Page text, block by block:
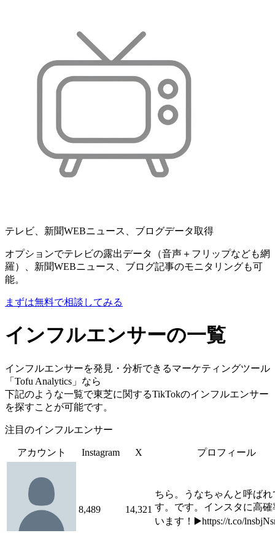
テレビ、新聞WEBニュース、ブログデータ取得
オプションでテレビの露出データ（音声＋フリップなども網
羅）、新聞WEBニュース、ブログ記事のモニタリングも可
能。
まずは無料で相談してみる
インフルエンサーの一覧
インフルエンサーを発見・分析できるマーケティングツール
「Tofu Analytics」なら
下記のような一覧で東芝に関するTikTokのインフルエンサー
を探すことが可能です。
注目のインフルエンサー
アカウント Instagram X プロフィール
8,489 14,321
ちら。うなちゃんと呼ばれ
す。です。インスタに高確
います！▶️https://t.co/